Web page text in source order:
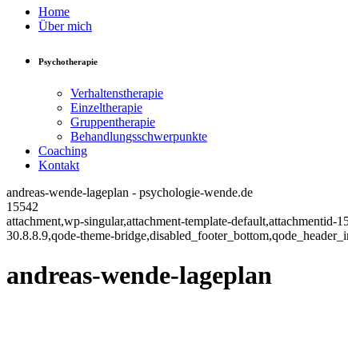
Home
Über mich
Psychotherapie
Verhaltenstherapie
Einzeltherapie
Gruppentherapie
Behandlungsschwerpunkte
Coaching
Kontakt
andreas-wende-lageplan - psychologie-wende.de
15542
attachment,wp-singular,attachment-template-
30.8.8.9,qode-theme-
andreas-wende-lageplan